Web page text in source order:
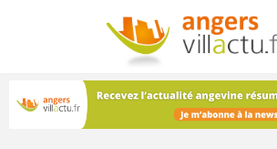
NEWSLETTER
Les dernières actualités d'Angers,
votre boîte e-mail